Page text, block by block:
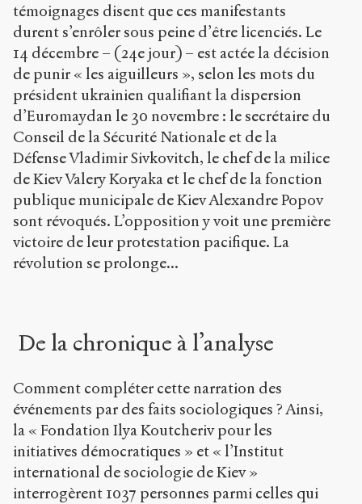
témoignages disent que ces manifestants
durent s’enrôler sous peine d’être licenciés. Le
14 décembre – (24e jour) – est actée la décision
de punir « les aiguilleurs », selon les mots du
président ukrainien qualifiant la dispersion
d’Euromaydan le 30 novembre : le secrétaire du
Conseil de la Sécurité Nationale et de la
Défense Vladimir Sivkovitch, le chef de la milice
de Kiev Valery Koryaka et le chef de la fonction
publique municipale de Kiev Alexandre Popov
sont révoqués. L’opposition y voit une première
victoire de leur protestation pacifique. La
révolution se prolonge...
De la chronique à l’analyse
Comment compléter cette narration des
événements par des faits sociologiques ? Ainsi,
la « Fondation Ilya Koutcheriv pour les
initiatives démocratiques » et « l’Institut
international de sociologie de Kiev »
interrogèrent 1037 personnes parmi celles qui